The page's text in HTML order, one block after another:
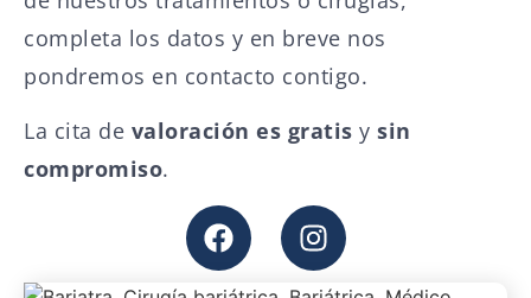
completa los datos y en breve nos
pondremos en contacto contigo.
La cita de valoración es gratis y sin
compromiso.